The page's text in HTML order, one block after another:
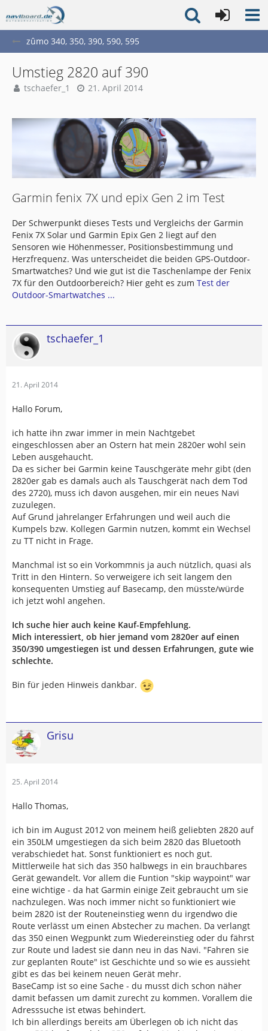
zûmo 340, 350, 390, 590, 595
Umstieg 2820 auf 390
tschaefer_1 21. April 2014
Garmin fenix 7X und epix Gen 2 im Test
Der Schwerpunkt dieses Tests und Vergleichs der Garmin
Fenix 7X Solar und Garmin Epix Gen 2 liegt auf den
Sensoren wie Höhenmesser, Positionsbestimmung und
Herzfrequenz. Was unterscheidet die beiden GPS-Outdoor-
Smartwatches? Und wie gut ist die Taschenlampe der Fenix
7X für den Outdoorbereich? Hier geht es zum Test der
Outdoor-Smartwatches ...
tschaefer_1
21. April 2014
Hallo Forum,
ich hatte ihn zwar immer in mein Nachtgebet
eingeschlossen aber an Ostern hat mein 2820er wohl sein
Leben ausgehaucht.
Da es sicher bei Garmin keine Tauschgeräte mehr gibt (den
2820er gab es damals auch als Tauschgerät nach dem Tod
des 2720), muss ich davon ausgehen, mir ein neues Navi
zuzulegen.
Auf Grund jahrelanger Erfahrungen und weil auch die
Kumpels bzw. Kollegen Garmin nutzen, kommt ein Wechsel
zu TT nicht in Frage.
Manchmal ist so ein Vorkommnis ja auch nützlich, quasi als
Tritt in den Hintern. So verweigere ich seit langem den
konsequenten Umstieg auf Basecamp, den müsste/würde
ich jetzt wohl angehen.
Ich suche hier auch keine Kauf-Empfehlung.
Mich interessiert, ob hier jemand vom 2820er auf einen
350/390 umgestiegen ist und dessen Erfahrungen, gute wie
schlechte.
Bin für jeden Hinweis dankbar.
Grisu
25. April 2014
Hallo Thomas,
ich bin im August 2012 von meinem heiß geliebten 2820 auf
ein 350LM umgestiegen da sich beim 2820 das Bluetooth
verabschiedet hat. Sonst funktioniert es noch gut.
Mittlerweile hat sich das 350 halbwegs in ein brauchbares
Gerät gewandelt. Vor allem die Funtion "skip waypoint" war
eine wichtige - da hat Garmin einige Zeit gebraucht um sie
nachzulegen. Was noch immer nicht so funktioniert wie
beim 2820 ist der Routeneinstieg wenn du irgendwo die
Route verlässt um einen Abstecher zu machen. Da verlangt
das 350 einen Wegpunkt zum Wiedereinstieg oder du fährst
zur Route und ladest sie dann neu in das Navi. "Fahren sie
zur geplanten Route" ist Geschichte und so wie es aussieht
gibt es das bei keinem neuen Gerät mehr.
BaseCamp ist so eine Sache - du musst dich schon näher
damit befassen um damit zurecht zu kommen. Vorallem die
Adresssuche ist etwas behindert.
Ich bin allerdings bereits am Überlegen ob ich nicht das